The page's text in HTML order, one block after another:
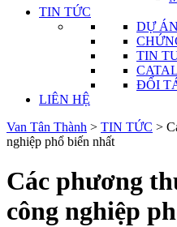
TIN TỨC
DỰ ÁN
TIN
ĐỐI
LIÊN HỆ
Van Tân Thành > TIN TỨC >
nghiệp phổ biến nhất
Các phương
công nghiệp